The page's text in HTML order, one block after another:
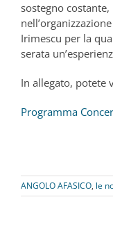
sostegno costante,
Irimescu per la
serata
In allegato, potete
Programma
ANGOLO AFASICO, le